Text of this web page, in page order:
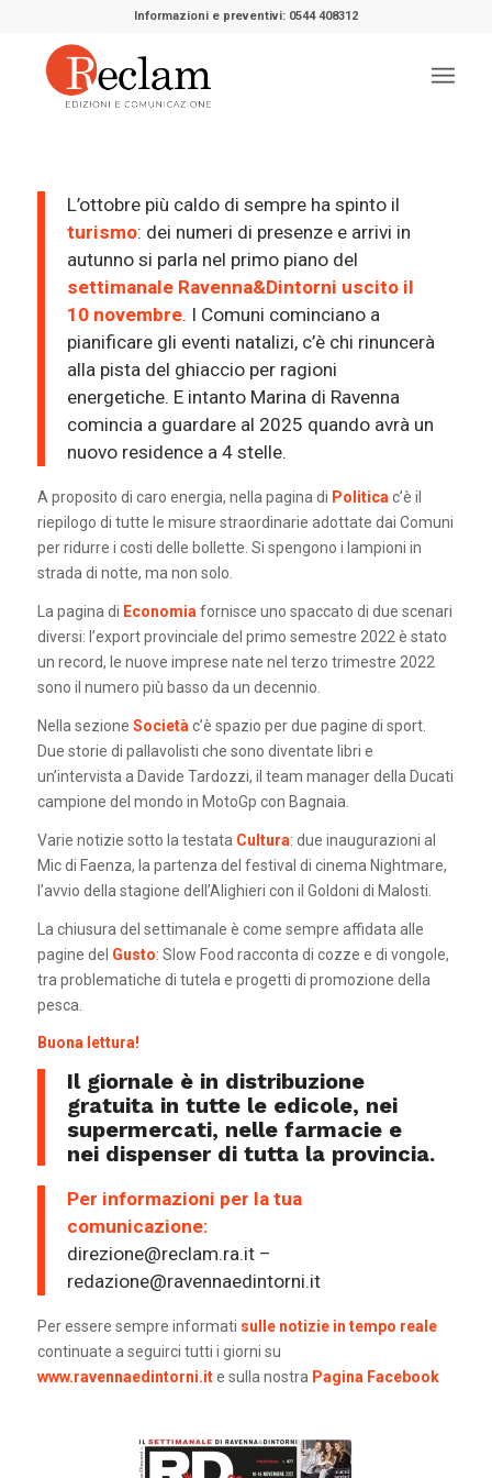
Informazioni e preventivi: 0544 408312
L’ottobre più caldo di sempre ha spinto il
turismo: dei numeri di presenze e arrivi in
autunno si parla nel primo piano del
settimanale Ravenna&Dintorni uscito il
10 novembre. I Comuni cominciano a
pianificare gli eventi natalizi, c’è chi rinuncerà
alla pista del ghiaccio per ragioni
energetiche. E intanto Marina di Ravenna
comincia a guardare al 2025 quando avrà un
nuovo residence a 4 stelle.
A proposito di caro energia, nella pagina di Politica c’è il
riepilogo di tutte le misure straordinarie adottate dai Comuni
per ridurre i costi delle bollette. Si spengono i lampioni in
strada di notte, ma non solo.
La pagina di Economia fornisce uno spaccato di due scenari
diversi: l’export provinciale del primo semestre 2022 è stato
un record, le nuove imprese nate nel terzo trimestre 2022
sono il numero più basso da un decennio.
Nella sezione Società c’è spazio per due pagine di sport.
Due storie di pallavolisti che sono diventate libri e
un’intervista a Davide Tardozzi, il team manager della Ducati
campione del mondo in MotoGp con Bagnaia.
Varie notizie sotto la testata Cultura: due inaugurazioni al
Mic di Faenza, la partenza del festival di cinema Nightmare,
l’avvio della stagione dell’Alighieri con il Goldoni di Malosti.
La chiusura del settimanale è come sempre affidata alle
pagine del Gusto: Slow Food racconta di cozze e di vongole,
tra problematiche di tutela e progetti di promozione della
pesca.
Buona lettura!
Il giornale è in distribuzione
gratuita in tutte le edicole, nei
supermercati, nelle farmacie e
nei dispenser di tutta la provincia.
Per informazioni per la tua
comunicazione:
direzione@reclam.ra.it –
redazione@ravennaedintorni.it
Per essere sempre informati sulle notizie in tempo reale
continuate a seguirci tutti i giorni su
www.ravennaedintorni.ite sulla nostra Pagina Facebook